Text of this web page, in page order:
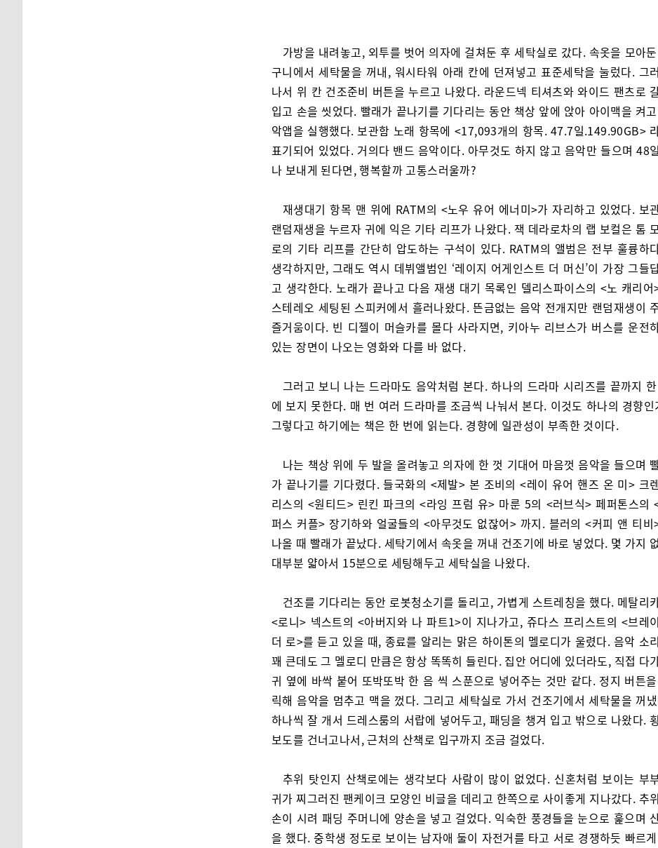
가방을 내려놓고, 외투를 벗어 의자에 걸쳐둔 후 세탁실로 갔다. 속옷을 모아
구니에서 세탁물을 꺼내, 워시타워 아래 칸에 던져넣고 표준세탁을 눌렀다. 그
나서 위 칸 건조준비 버튼을 누르고 나왔다. 라운드넥 티셔츠와 와이드 팬츠로
입고 손을 씻었다. 빨래가 끝나기를 기다리는 동안 책상 앞에 앉아 아이맥을 켜
악앱을 실행했다. 보관함 노래 항목에 <17,093개의 항목. 47.7일.149.90GB>
표기되어 있었다. 거의다 밴드 음악이다. 아무것도 하지 않고 음악만 들으며 48
나 보내게 된다면, 행복할까 고통스러울까?
재생대기 항목 맨 위에 RATM의 <노우 유어 에너미>가 자리하고 있었다. 보
랜덤재생을 누르자 귀에 익은 기타 리프가 나왔다. 잭 데라로차의 랩 보컬은 톰
로의 기타 리프를 간단히 압도하는 구석이 있다. RATM의 앨범은 전부 훌륭하
생각하지만, 그래도 역시 데뷔앨범인 ‘레이지 어게인스트 더 머신’이 가장 그들
고 생각한다. 노래가 끝나고 다음 재생 대기 목록인 델리스파이스의 <노 캐리어
스테레오 세팅된 스피커에서 흘러나왔다. 뜬금없는 음악 전개지만 랜덤재생이
즐거움이다. 빈 디젤이 머슬카를 몰다 사라지면, 키아누 리브스가 버스를 운전
있는 장면이 나오는 영화와 다를 바 없다.
그러고 보니 나는 드라마도 음악처럼 본다. 하나의 드라마 시리즈를 끝까지
에 보지 못한다. 매 번 여러 드라마를 조금씩 나눠서 본다. 이것도 하나의 경향인
그렇다고 하기에는 책은 한 번에 읽는다. 경향에 일관성이 부족한 것이다.
나는 책상 위에 두 발을 올려놓고 의자에 한 껏 기대어 마음껏 음악을 들으며
가 끝나기를 기다렸다. 들국화의 <제발> 본 조비의 <레이 유어 핸즈 온 미> 크
리스의 <원티드> 린킨 파크의 <라잉 프럼 유> 마룬 5의 <러브식> 페퍼톤스의
퍼스 커플> 장기하와 얼굴들의 <아무것도 없잖어> 까지. 블러의 <커피 앤 티비
나올 때 빨래가 끝났다. 세탁기에서 속옷을 꺼내 건조기에 바로 넣었다. 몇 가지
대부분 얇아서 15분으로 세팅해두고 세탁실을 나왔다.
건조를 기다리는 동안 로봇청소기를 돌리고, 가볍게 스트레칭을 했다. 메탈리
<로니> 넥스트의 <아버지와 나 파트1>이 지나가고, 쥬다스 프리스트의 <브레
더 로>를 듣고 있을 때, 종료를 알리는 맑은 하이톤의 멜로디가 울렸다. 음악 소
꽤 큰데도 그 멜로디 만큼은 항상 똑똑히 들린다. 집안 어디에 있더라도, 직접 다
귀 옆에 바싹 붙어 또박또박 한 음 씩 스푼으로 넣어주는 것만 같다. 정지 버튼
릭해 음악을 멈추고 맥을 껐다. 그리고 세탁실로 가서 건조기에서 세탁물을 꺼
하나씩 잘 개서 드레스룸의 서랍에 넣어두고, 패딩을 챙겨 입고 밖으로 나왔다.
보도를 건너고나서, 근처의 산책로 입구까지 조금 걸었다.
추위 탓인지 산책로에는 생각보다 사람이 많이 없었다. 신혼처럼 보이는 부
귀가 찌그러진 팬케이크 모양인 비글을 데리고 한쪽으로 사이좋게 지나갔다. 추
손이 시려 패딩 주머니에 양손을 넣고 걸었다. 익숙한 풍경들을 눈으로 훑으며
을 했다. 중학생 정도로 보이는 남자애 둘이 자전거를 타고 서로 경쟁하듯 빠르